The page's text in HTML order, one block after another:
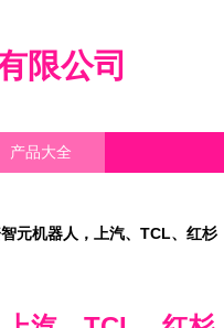
限公司
产品大全
元机器人，上汽、TCL、红杉